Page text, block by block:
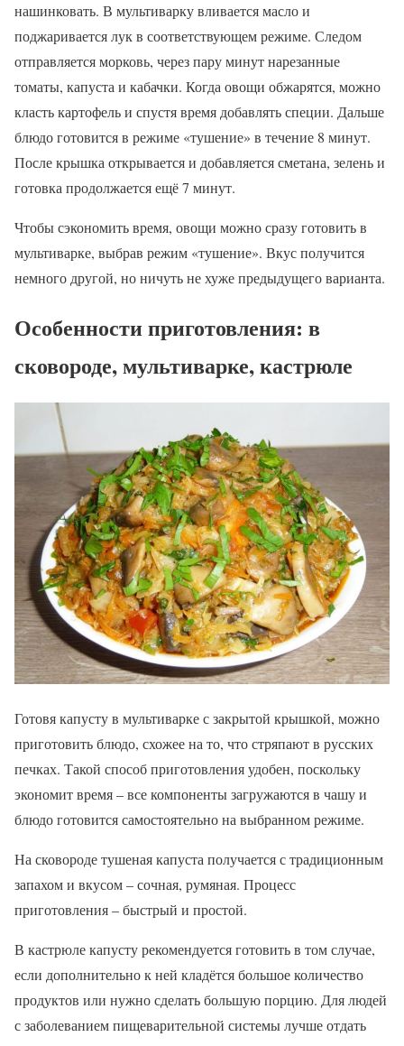
нашинковать. В мультиварку вливается масло и
поджаривается лук в соответствующем режиме. Следом
отправляется морковь, через пару минут нарезанные
томаты, капуста и кабачки. Когда овощи обжарятся, можно
класть картофель и спустя время добавлять специи. Дальше
блюдо готовится в режиме «тушение» в течение 8 минут.
После крышка открывается и добавляется сметана, зелень и
готовка продолжается ещё 7 минут.
Чтобы сэкономить время, овощи можно сразу готовить в
мультиварке, выбрав режим «тушение». Вкус получится
немного другой, но ничуть не хуже предыдущего варианта.
Особенности приготовления: в
сковороде, мультиварке, кастрюле
Готовя капусту в мультиварке с закрытой крышкой, можно
приготовить блюдо, схожее на то, что стряпают в русских
печках. Такой способ приготовления удобен, поскольку
экономит время – все компоненты загружаются в чашу и
блюдо готовится самостоятельно на выбранном режиме.
На сковороде тушеная капуста получается с традиционным
запахом и вкусом – сочная, румяная. Процесс
приготовления – быстрый и простой.
В кастрюле капусту рекомендуется готовить в том случае,
если дополнительно к ней кладётся большое количество
продуктов или нужно сделать большую порцию. Для людей
с заболеванием пищеварительной системы лучше отдать